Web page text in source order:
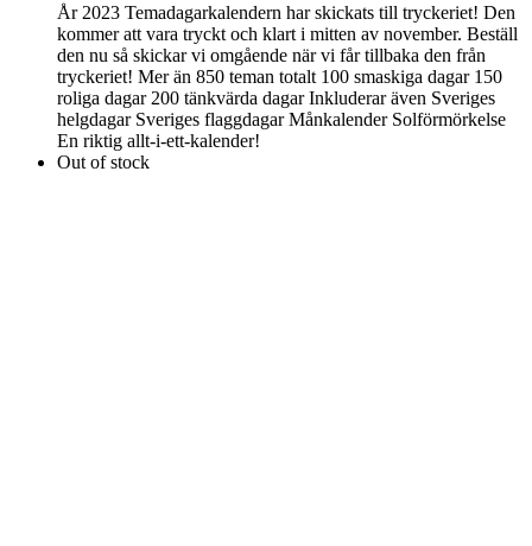
År 2023 Temadagarkalendern har skickats till tryckeriet! Den
kommer att vara tryckt och klart i mitten av november. Beställ
den nu så skickar vi omgående när vi får tillbaka den från
tryckeriet! Mer än 850 teman totalt 100 smaskiga dagar 150
roliga dagar 200 tänkvärda dagar Inkluderar även Sveriges
helgdagar Sveriges flaggdagar Månkalender Solförmörkelse
En riktig allt-i-ett-kalender!
Out of stock